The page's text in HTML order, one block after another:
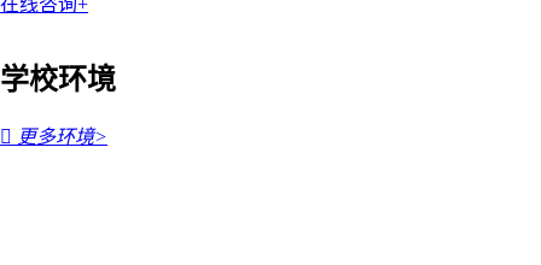
学校环境
 更多环境>